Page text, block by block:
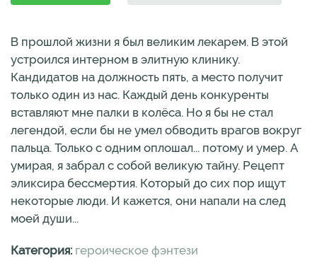
В прошлой жизни я был великим лекарем. В этой
устроился интерном в элитную клинику.
Кандидатов на должность пять, а место получит
только один из нас. Каждый день конкуренты
вставляют мне палки в колёса. Но я бы не стал
легендой, если бы не умел обводить врагов вокруг
пальца. Только с одним оплошал... потому и умер. А
умирая, я забрал с собой великую тайну. Рецепт
эликсира бессмертия. Который до сих пор ищут
некоторые люди. И кажется, они напали на след
моей души...
Категория: героическое фэнтези